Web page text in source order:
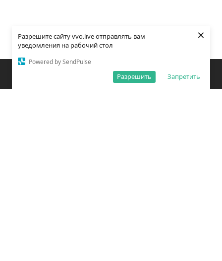
Разрешите сайту vvo.live отправлять вам
уведомления на рабочий стол
Powered by SendPulse
Запретить
Разрешить
×
Закладки Поиск Открыть меню